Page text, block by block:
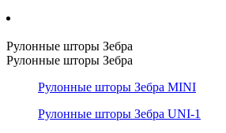
Рулонные шторы Зебра
Рулонные шторы Зебра
Рулонные шторы Зебра MINI
Рулонные шторы Зебра UNI-1